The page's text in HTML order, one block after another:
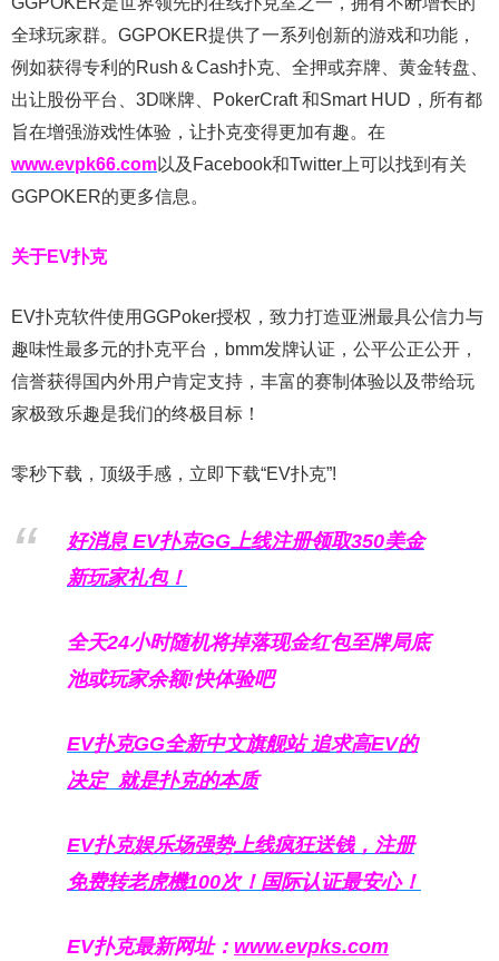
全球玩家群。GGPOKER提供了一系列创新的游戏和功能，
例如获得专利的Rush＆Cash扑克、全押或弃牌、黄金转盘、
出让股份平台、3D咪牌、PokerCraft 和Smart HUD，所有都
旨在增强游戏性体验，让扑克变得更加有趣。在
www.evpk66.com以及Facebook和Twitter上可以找到有关
GGPOKER的更多信息。
关于EV扑克
EV扑克软件使用GGPoker授权，致力打造亚洲最具公信力与
趣味性最多元的扑克平台，bmm发牌认证，公平公正公开，
信誉获得国内外用户肯定支持，丰富的赛制体验以及带给玩
家极致乐趣是我们的终极目标！
零秒下载，顶级手感，立即下载“EV扑克”!
好消息 EV扑克GG上线注册领取350美金
新玩家礼包！
全天24小时随机将掉落现金红包至牌局底
池或玩家余额!快体验吧
EV扑克GG全新中文旗舰站追求高EV的
决定 就是扑克的本质
EV扑克娱乐场强势上线疯狂送钱，注册
免费转老虎機100次！国际认证最安心！
EV扑克最新网址： www.evpks.com